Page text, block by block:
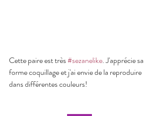
Cette paire est très #sezanelike. J'apprécie sa
forme coquillage et j'ai envie de la reproduire
dans différentes couleurs!